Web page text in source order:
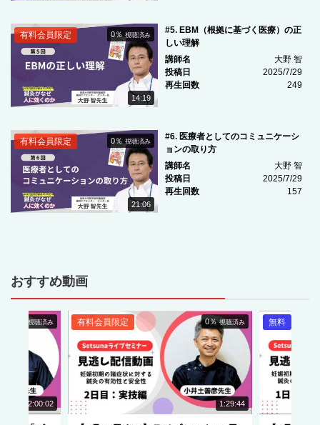
14:19
0％視聴済み
有料会員限定
#5. EBM（根拠に基づく医療）の正
しい理解
講師名
大野 智
投稿日
2025/7/29
再生回数
249
21:06
0％視聴済み
有料会員限定
#6. 医療者としてのコミュニケーシ
ョンの取り方
講師名
大野 智
投稿日
2025/7/29
再生回数
157
おすすめ動画
2:00:02
視聴済み
1:29:44
0％視聴済み
有料会員限定
NEW
無料